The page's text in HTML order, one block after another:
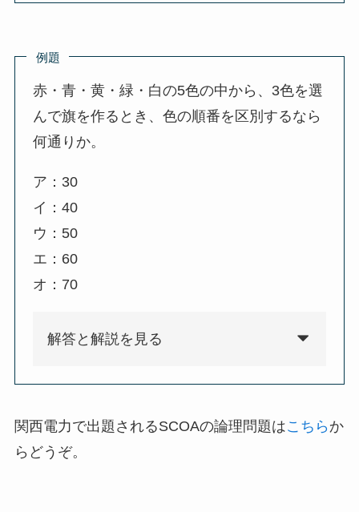
例題
赤・青・黄・緑・白の5色の中から、3色を選
んで旗を作るとき、色の順番を区別するなら
何通りか。
ア：30
イ：40
ウ：50
エ：60
オ：70
解答と解説を見る
関西電力で出題されるSCOAの論理問題はこちら か
らどうぞ。